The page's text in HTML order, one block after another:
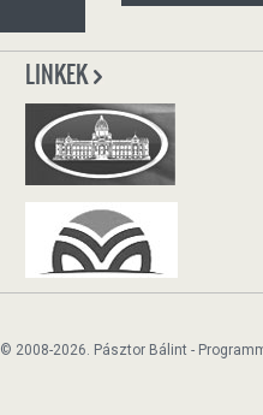
LINKEK
© 2008-2026. Pásztor Bálint -